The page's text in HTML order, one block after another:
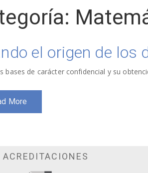
el origen de los
bases de carácter confidencial y su
More
ACREDITACIONES